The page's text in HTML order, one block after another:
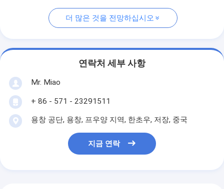
더 많은 것을 전망하십시오
연락처 세부 사항
Mr. Miao
+ 86 - 571 - 23291511
용창 공단, 용창, 프우양 지역, 한초우, 저장, 중국
지금 연락